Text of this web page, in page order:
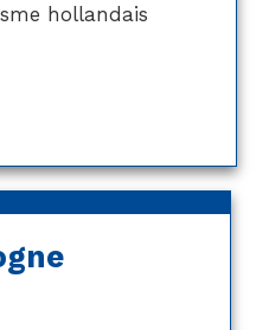
hollandais